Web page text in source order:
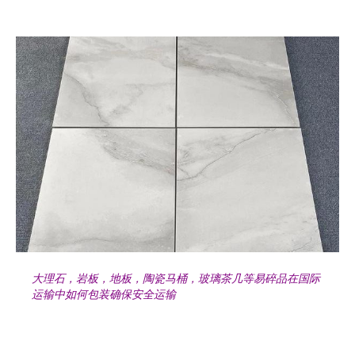
大理石，岩板，地板，陶瓷马桶，玻璃茶几等易碎品在国际
运输中如何包装确保安全运输